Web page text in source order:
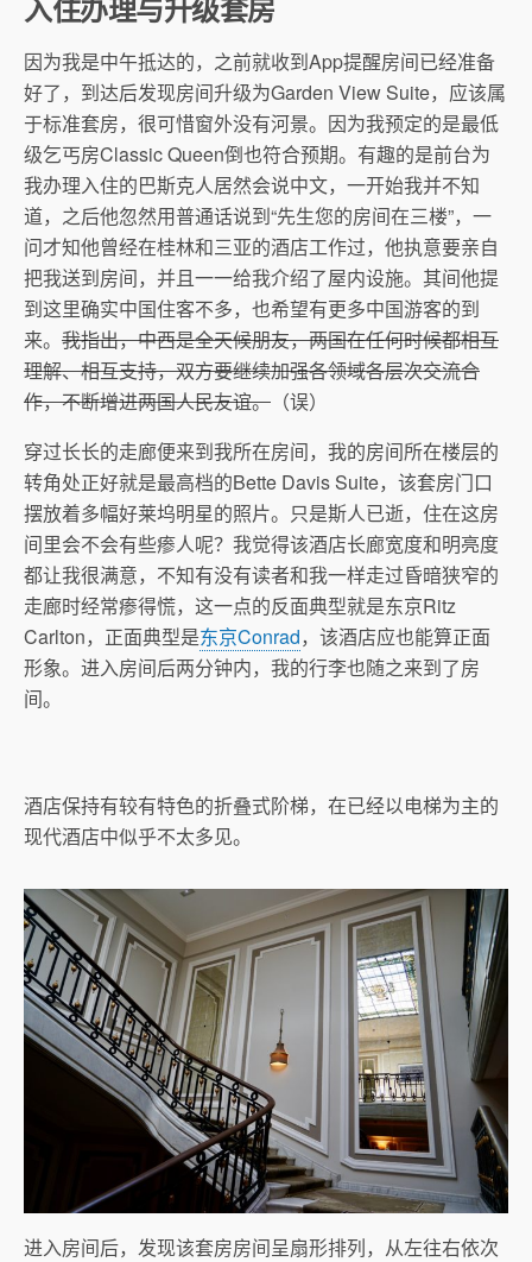
入住办理与升级套房
因为我是中午抵达的，之前就收到App提醒房间已经准备
好了，到达后发现房间升级为Garden View Suite，应该属
于标准套房，很可惜窗外没有河景。因为我预定的是最低
级乞丐房Classic Queen倒也符合预期。有趣的是前台为
我办理入住的巴斯克人居然会说中文，一开始我并不知
道，之后他忽然用普通话说到“先生您的房间在三楼”，一
问才知他曾经在桂林和三亚的酒店工作过，他执意要亲自
把我送到房间，并且一一给我介绍了屋内设施。其间他提
到这里确实中国住客不多，也希望有更多中国游客的到
来。 我指出，中西是全天候朋友，两国在任何时候都相互
理解、相互支持，双方要继续加强各领域各层次交流合
作，不断增进两国人民友谊。 （误）
穿过长长的走廊便来到我所在房间，我的房间所在楼层的
转角处正好就是最高档的Bette Davis Suite，该套房门口
摆放着多幅好莱坞明星的照片。只是斯人已逝，住在这房
间里会不会有些瘆人呢？我觉得该酒店长廊宽度和明亮度
都让我很满意，不知有没有读者和我一样走过昏暗狭窄的
走廊时经常瘆得慌，这一点的反面典型就是东京Ritz
Carlton，正面典型是东京Conrad，该酒店应也能算正面
形象。进入房间后两分钟内，我的行李也随之来到了房
间。
酒店保持有较有特色的折叠式阶梯，在已经以电梯为主的
现代酒店中似乎不太多见。
进入房间后，发现该套房房间呈扇形排列，从左往右依次